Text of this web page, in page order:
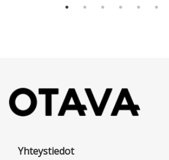
Yhteystiedot